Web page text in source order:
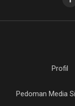
Profil
Pedoman Media